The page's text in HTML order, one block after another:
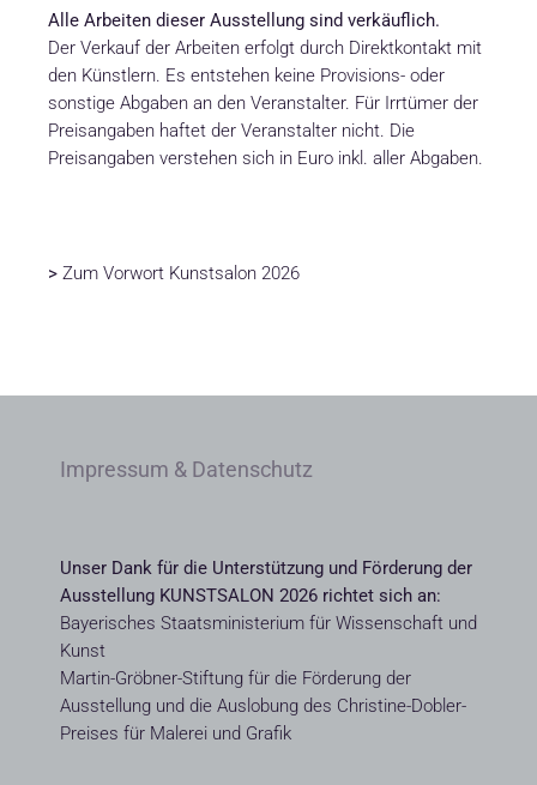
Alle Arbeiten dieser Ausstellung sind verkäuflich.
Der Verkauf der Arbeiten erfolgt durch Direktkontakt mit
den Künstlern. Es entstehen keine Provisions- oder
sonstige Abgaben an den Veranstalter. Für Irrtümer der
Preisangaben haftet der Veranstalter nicht. Die
Preisangaben verstehen sich in Euro inkl. aller Abgaben.
>Zum Vorwort Kunstsalon 2026
Impressum & Datenschutz
Unser Dank für die Unterstützung und Förderung der
Ausstellung KUNSTSALON 2026 richtet sich an:
Bayerisches Staatsministerium für Wissenschaft und
Kunst
Martin-Gröbner-Stiftung für die Förderung der
Ausstellung und die Auslobung des Christine-Dobler-
Preises für Malerei und Grafik